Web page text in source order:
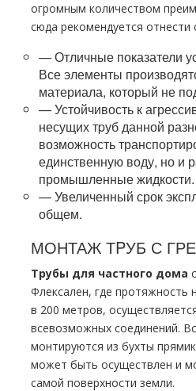
огромным количеством
сюда рекомендуется
— Отличные показатели
Все элементы
материала, который не
— Устойчивость к
несущих тpуб данной
возможность
единственную воду, но и
промышленные жидкости.
— Увеличенный срок
общем.
МОНТАЖ ТPУБ С
Трубы для частного дoма
Флексален, где протяжность
в 200 метров,
всевозможных соединений.
монтируются из бухты
может быть осуществлен и
самой поверхности земли.